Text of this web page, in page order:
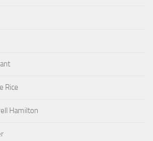
Rice
Hamilton